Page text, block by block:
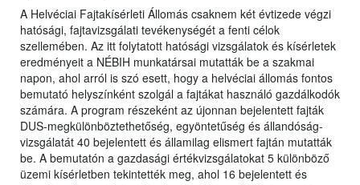
A Helvéciai Fajtakísérleti Állomás csaknem két évtizede végzi
hatósági, fajtavizsgálati tevékenységét a fenti célok
szellemében. Az itt folytatott hatósági vizsgálatok és kísérletek
eredményeit a NÉBIH munkatársai mutatták be a szakmai
napon, ahol arról is szó esett, hogy a helvéciai állomás fontos
bemutató helyszínként szolgál a fajtákat használó gazdálkodók
számára. A program részeként az újonnan bejelentett fajták
DUS-megkülönböztethetőség, egyöntetűség és állandóság-
vizsgálatát 40 bejelentett és államilag elismert fajtán mutatták
be. A bemutatón a gazdasági értékvizsgálatokat 5 különböző
üzemi kísérletben tekintették meg, ahol 16 bejelentett és